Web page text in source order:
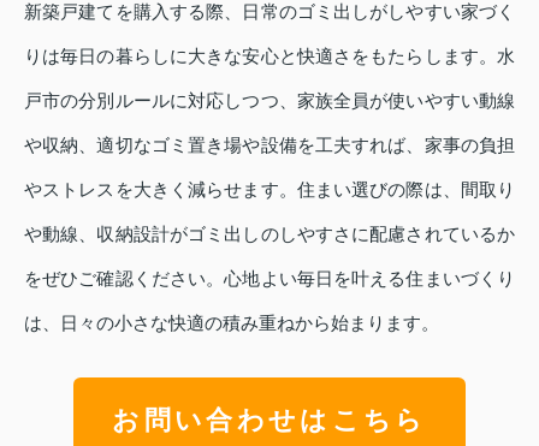
新築戸建てを購入する際、日常のゴミ出しがしやすい家づく
りは毎日の暮らしに大きな安心と快適さをもたらします。水
戸市の分別ルールに対応しつつ、家族全員が使いやすい動線
や収納、適切なゴミ置き場や設備を工夫すれば、家事の負担
やストレスを大きく減らせます。住まい選びの際は、間取り
や動線、収納設計がゴミ出しのしやすさに配慮されているか
をぜひご確認ください。心地よい毎日を叶える住まいづくり
は、日々の小さな快適の積み重ねから始まります。
お問い合わせはこちら